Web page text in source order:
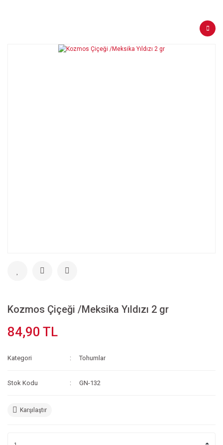
Kozmos Çiçeği /Meksika Yıldızı 2 gr
84,90 TL
Kategori Tohumlar
Stok Kodu GN-132
Karşılaştır